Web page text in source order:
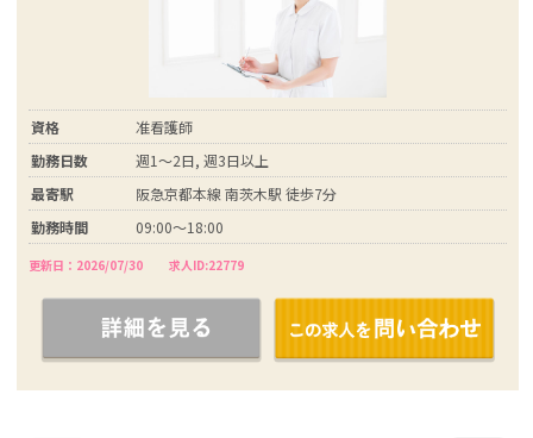
資格
准看護師
勤務日数
週1～2日, 週3日以上
最寄駅
阪急京都本線 南茨木駅 徒歩7分
勤務時間
09:00～18:00
更新日：2026/07/30 求人ID:22779